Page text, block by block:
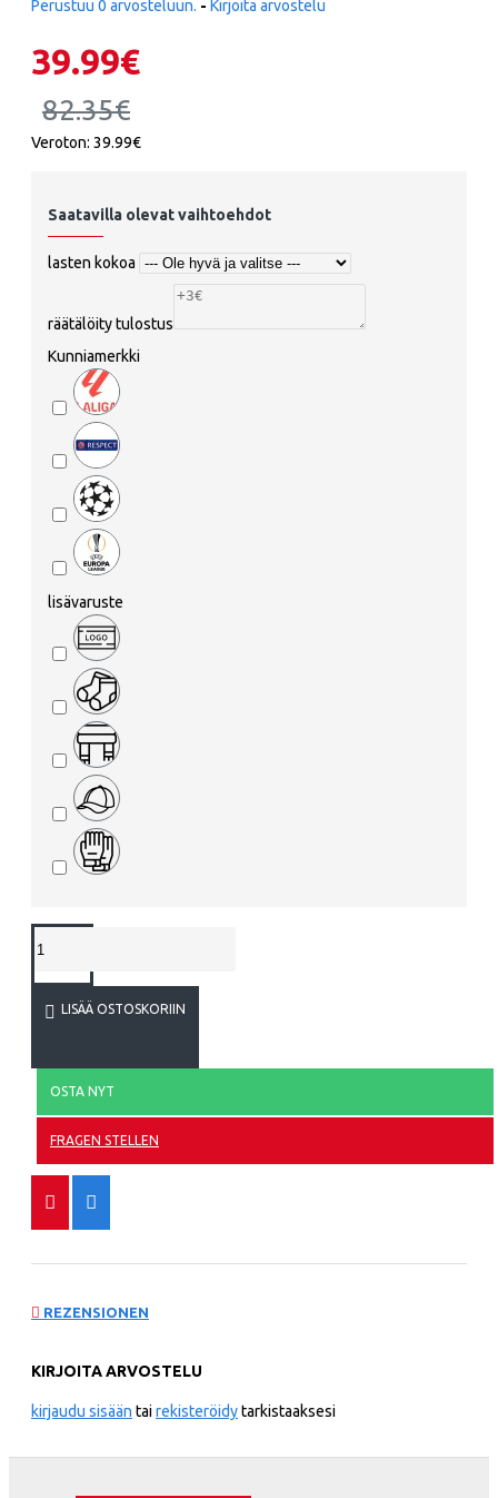
Perustuu 0 arvosteluun. - Kirjoita arvostelu
39.99€
82.35€
Veroton: 39.99€
Saatavilla olevat vaihtoehdot
lasten kokoa
räätälöity tulostus
Kunniamerkki
lisävaruste
LISÄÄ OSTOSKORIIN
OSTA NYT
FRAGEN STELLEN
REZENSIONEN
KIRJOITA ARVOSTELU
kirjaudu sisään tairekisteröidytarkistaaksesi